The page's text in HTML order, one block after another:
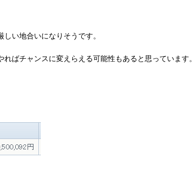
い地合いになりそうです。
ばチャンスに変えらえる可能性もあると思っています。